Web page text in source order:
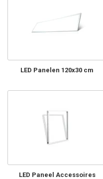
LED Panelen 120x30 cm
LED Paneel Accessoires